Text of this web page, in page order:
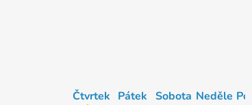
Čtvrtek Pátek Sobota Neděle